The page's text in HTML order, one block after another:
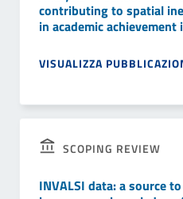
contributing to spatial
in academic achievement
VISUALIZZA
SCOPING REVIEW
INVALSI data: a source to